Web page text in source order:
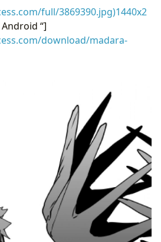
full/3869390.jpg)1440x2
“]
download/madara-